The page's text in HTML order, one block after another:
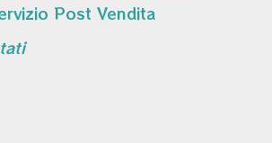
Post Vendita